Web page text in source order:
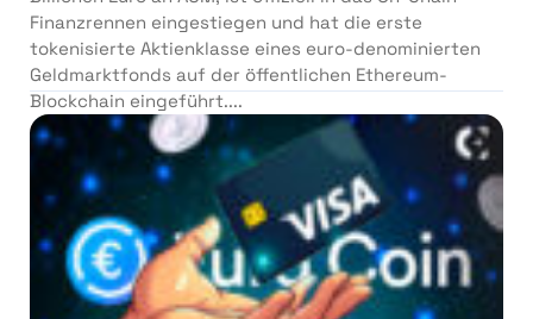
Finanzrennen eingestiegen und hat die erste
tokenisierte Aktienklasse eines euro-denominierten
Geldmarktfonds auf der öffentlichen Ethereum-
Blockchain eingeführt....